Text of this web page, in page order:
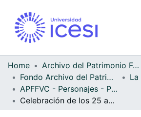
Home
Archivo del Patrimonio Fotográfico y Fílmico del Valle del Cauca
Fondo Archivo del Patrimonio Fotográfico y Fílmico del Valle del Cauca
La
APFFVC - Personajes - Patrimonial
Celebración de los 25 años del Cuerpo de Bomberos